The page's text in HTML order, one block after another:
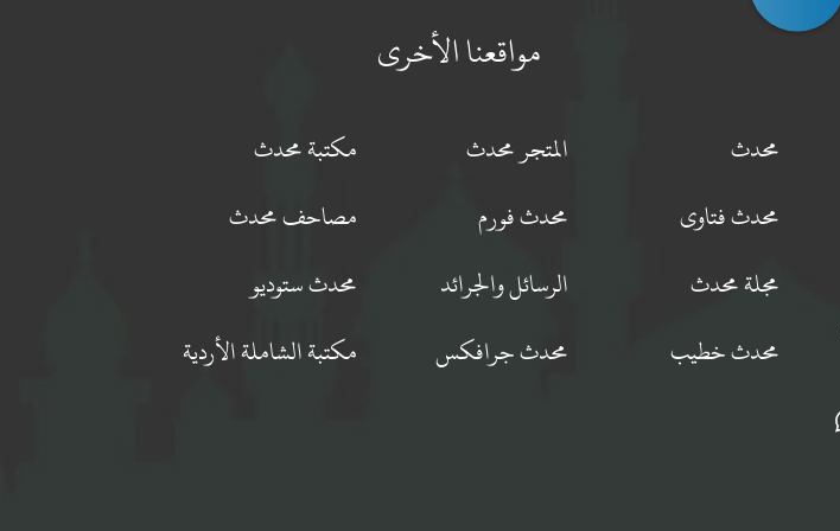
مواقعنا الأخرى
محدث المتجر محدث
مكتبة محدث
محدث فتاوى
محدث فورم
مصاحف محدث
مجلة محدث
الرسائل والجرائد
محدث ستوديو
محدث خطيب
محدث جرافكس مكتبة الشاملة الأردية